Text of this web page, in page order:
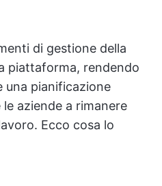
di gestione della
piattaforma, rendendo
una pianificazione
aziende a rimanere
Ecco cosa lo